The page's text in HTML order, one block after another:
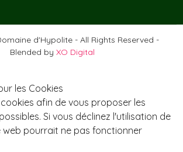
d'Hypolite - All Rights Reserved -
Blended by XO Digital
les Cookies
afin de vous proposer les
Si vous déclinez l'utilisation de
web pourrait ne pas fonctionner